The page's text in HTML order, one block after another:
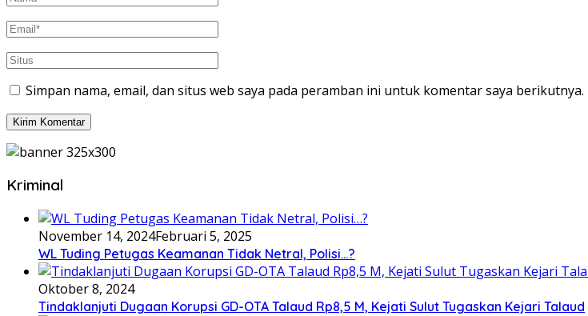
Simpan nama, email, dan situs web saya pada peramban ini untuk komentar saya berikutnya.
Kriminal
November 14, 2024Februari 5, 2025
WL Tuding Petugas Keamanan Tidak Netral, Polisi…?
Oktober 8, 2024
Tindaklanjuti Dugaan Korupsi GD-OTA Talaud Rp8,5 M, Kejati Sulut Tugaskan Kejari Talaud